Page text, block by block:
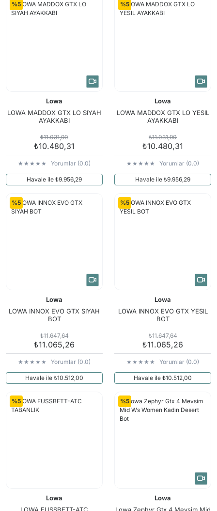
%5
Lowa
LOWA MADDOX GTX LO SIYAH
AYAKKABI
₺11.031,90
₺10.480,31
Yorumlar (0.0)
Havale ile ₺9.956,29
%5
Lowa
LOWA MADDOX GTX LO YESIL
AYAKKABI
₺11.031,90
₺10.480,31
Yorumlar (0.0)
Havale ile ₺9.956,29
%5
Lowa
LOWA INNOX EVO GTX SIYAH
BOT
₺11.647,64
₺11.065,26
Yorumlar (0.0)
Havale ile ₺10.512,00
%5
Lowa
LOWA INNOX EVO GTX YESIL
BOT
₺11.647,64
₺11.065,26
Yorumlar (0.0)
Havale ile ₺10.512,00
%5
Lowa
%5
Lowa